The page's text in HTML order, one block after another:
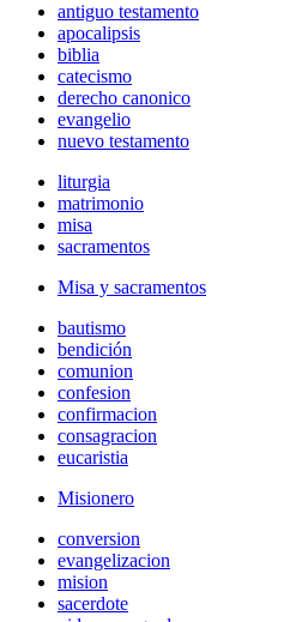
antiguo testamento
apocalipsis
biblia
catecismo
derecho canonico
evangelio
nuevo testamento
liturgia
matrimonio
misa
sacramentos
Misa y sacramentos
bautismo
bendición
comunion
confesion
confirmacion
consagracion
eucaristia
Misionero
conversion
evangelizacion
mision
sacerdote